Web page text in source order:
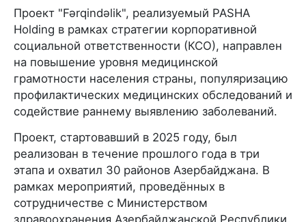
Проект "Fərqindəlik", реализуемый PASHA
Holding в рамках стратегии корпоративной
социальной ответственности (КСО), направлен
на повышение уровня медицинской
грамотности населения страны, популяризацию
профилактических медицинских обследований и
содействие раннему выявлению заболеваний.
Проект, стартовавший в 2025 году, был
реализован в течение прошлого года в три
этапа и охватил 30 районов Азербайджана. В
рамках мероприятий, проведённых в
сотрудничестве с Министерством
здравоохранения Азербайджанской Республики,